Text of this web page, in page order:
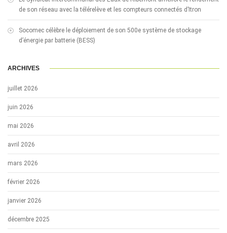
de son réseau avec la télérelève et les compteurs connectés d’Itron
Socomec célèbre le déploiement de son 500e système de stockage
d’énergie par batterie (BESS)
ARCHIVES
juillet 2026
juin 2026
mai 2026
avril 2026
mars 2026
février 2026
janvier 2026
décembre 2025